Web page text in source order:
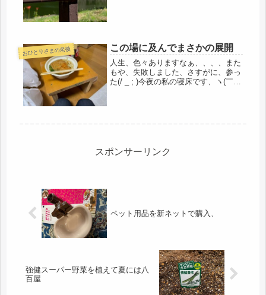
おひとりさまの老後 この場に及んでまさかの展開
人生、色々ありますなぁ、、、、また
もや、失敗しました、さすがに、参っ
た(/ _ ; )今夜の私の寝床です、ヽ(￣д
スポンサーリンク
ペット用品を新ネットで購入、
強健スーパー野菜を植えて夏には八
百屋